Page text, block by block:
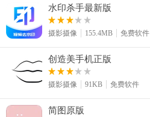
水印杀手最新版
摄影摄像 155.4MB 免费软件
创造美手机正版
摄影摄像 91KB 免费软件
简图原版